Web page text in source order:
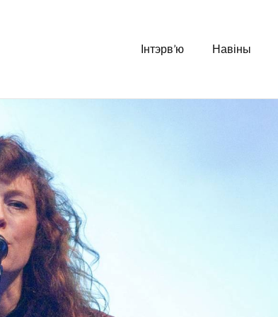
Інтэрв’ю Навіны